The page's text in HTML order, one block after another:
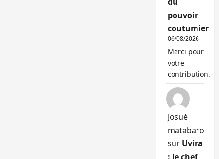
pouvoir
coutumier
06/08/2026
Merci pour
votre
contribution.
Josué
matabaro
sur Uvira
: le chef